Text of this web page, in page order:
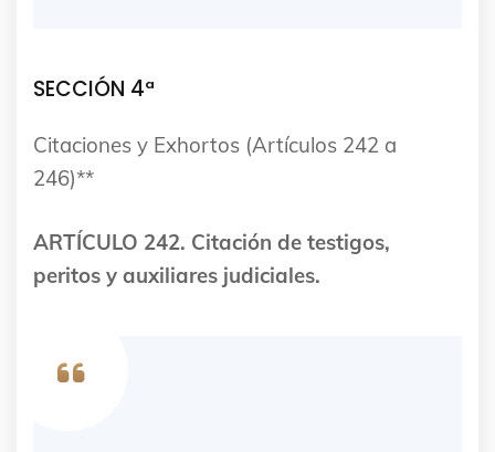
SECCIÓN 4ª
Citaciones y Exhortos (Artículos 242 a
246)**
ARTÍCULO 242. Citación de testigos,
peritos y auxiliares judiciales.